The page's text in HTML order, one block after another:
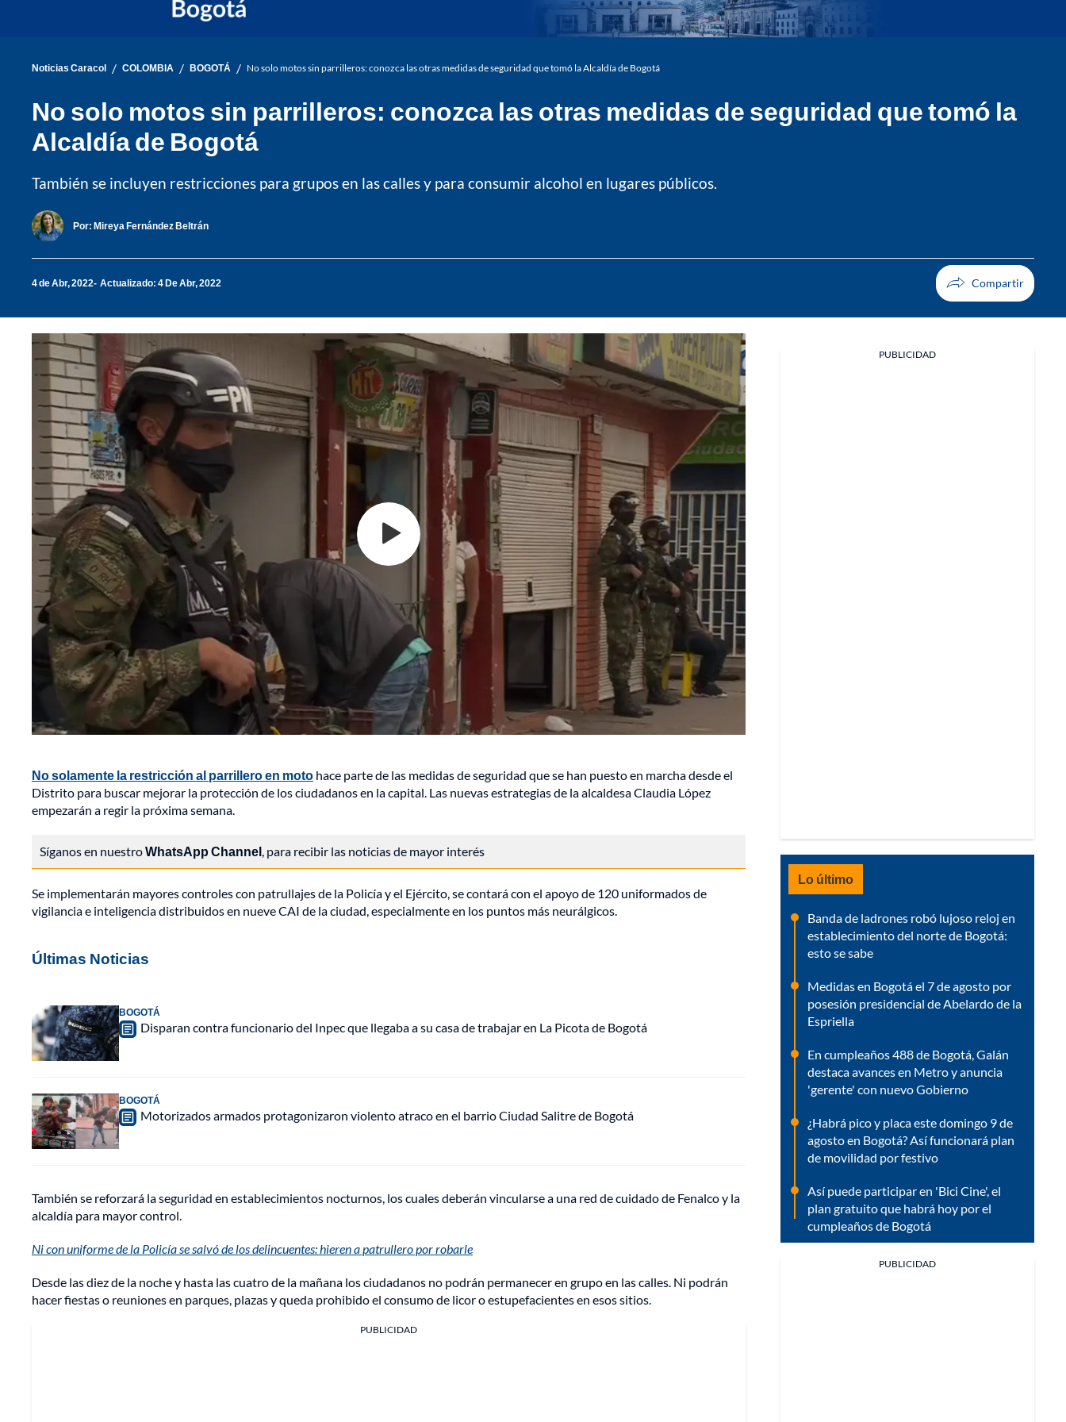
Noticias Caracol / COLOMBIA / BOGOTÁ / No solo motos sin parrilleros: conozca las otras medidas de seguridad que tomó la Alcaldía de Bogotá
No solo motos sin parrilleros: conozca las otras medidas de seguridad que tomó la
Alcaldía de Bogotá
También se incluyen restricciones para grupos en las calles y para consumir alcohol en lugares públicos.
Por: Mireya Fernández Beltrán
4 de Abr, 2022 Actualizado: 4 De Abr, 2022
No solamente la restricción al parrillero en moto hace parte de las medidas de seguridad que se han puesto en marcha desde el
Distrito para buscar mejorar la protección de los ciudadanos en la capital. Las nuevas estrategias de la alcaldesa Claudia López
empezarán a regir la próxima semana.
Síganos en nuestroWhatsApp Channel, para recibir las noticias de mayor interés
Se implementarán mayores controles con patrullajes de la Policía y el Ejército, se contará con el apoyo de 120 uniformados de
vigilancia e inteligencia distribuidos en nueve CAI de la ciudad, especialmente en los puntos más neurálgicos.
Últimas Noticias
BOGOTÁ
Disparan contra funcionario del Inpec que llegaba a su casa de trabajar en La Picota de Bogotá
BOGOTÁ
Motorizados armados protagonizaron violento atraco en el barrio Ciudad Salitre de Bogotá
También se reforzará la seguridad en establecimientos nocturnos, los cuales deberán vincularse a una red de cuidado de Fenalco y la
alcaldía para mayor control.
Ni con uniforme de la Policía se salvó de los delincuentes: hieren a patrullero por robarle
Desde las diez de la noche y hasta las cuatro de la mañana los ciudadanos no podrán permanecer en grupo en las calles. Ni podrán
hacer fiestas o reuniones en parques, plazas y queda prohibido el consumo de licor o estupefacientes en esos sitios.
PUBLICIDAD
PUBLICIDAD
Lo último
Banda de ladrones robó lujoso reloj en
establecimiento del norte de Bogotá:
esto se sabe
Medidas en Bogotá el 7 de agosto por
posesión presidencial de Abelardo de la
Espriella
En cumpleaños 488 de Bogotá, Galán
destaca avances en Metro y anuncia
'gerente' con nuevo Gobierno
¿Habrá pico y placa este domingo 9 de
agosto en Bogotá? Así funcionará plan
de movilidad por festivo
Así puede participar en 'Bici Cine', el
plan gratuito que habrá hoy por el
cumpleaños de Bogotá
PUBLICIDAD